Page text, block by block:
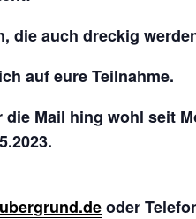
die auch dreckig
auf eure Teilnahme.
Mail hing wohl seit
oder